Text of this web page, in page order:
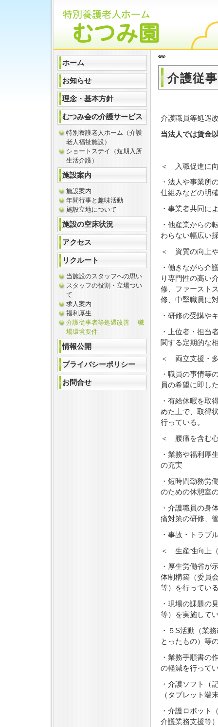
介護従
介護職員等処遇
当法人では賃金
＜ 入職促進に
・法人や事業所
仕組みなどの明
・事業者共同に
・他産業からの
わらない幅広い
＜ 資質の向上
・働きながら介
り専門性の高い
修、ファースト
修、中堅職員に
・研修の受講や
・上位者・担当
関する定期的な
＜ 両立支援・
・職員の事情等
員の希望に即し
・有給休暇を取
めた上で、取得
行っている。
＜ 腰痛を含む
・業務や福利厚
の充実
・短時間勤務労
のための休憩室
・介護職員の身
痛対策の研修、
・事故・トラブ
＜ 生産性向上
・厚生労働省が
体制構築（委員
等）を行ってい
・現場の課題の
等）を実施して
・５S活動（業
とったもの）等
・業務手順書の
の軽減を行って
・介護ソフト（
（タブレット端
・介護ロボット
介護業務支援等
ホーム
お知らせ
理念・基本方針
むつみ会の介護サービス
特別養護老人ホーム（介護
老人福祉施設）
ショートステイ（短期入所
生活介護）
施設案内
施設案内
年間行事と趣味活動
施設立地について
施設の空床状況
アクセス
リクルート
当施設のスタッフへの思い
スタッフの役割・立場つい
て
求人案内
福利厚生
介護従事者等処遇改善 職
場環境要件
情報公開
プライバシーポリシー
お問合せ